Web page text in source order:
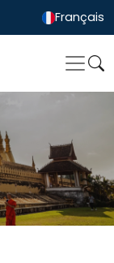
Français